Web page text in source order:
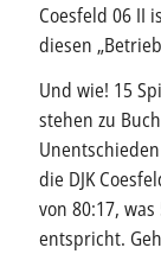
Coesfeld 06 II
diesen
Und wie! 15
stehen zu
die DJK
von 80:17,
entspricht.